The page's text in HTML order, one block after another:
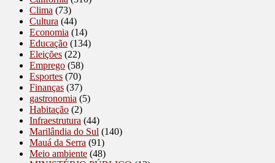
Clima (73)
Cultura (44)
Economia (14)
Educação (134)
Eleições (22)
Emprego (58)
Esportes (70)
Finanças (37)
gastronomia (5)
Habitação (2)
Infraestrutura (44)
Marilândia do Sul (140)
Mauá da Serra (91)
Meio ambiente (48)